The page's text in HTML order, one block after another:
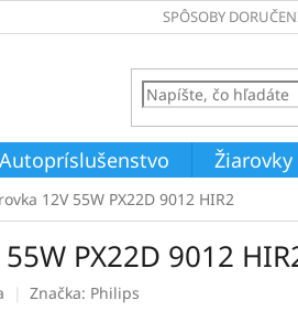
SPÔSOBY
Autopríslušenstvo Žiarovky
12V 55W PX22D 9012 HIR2
PX22D 9012
Značka: Philips